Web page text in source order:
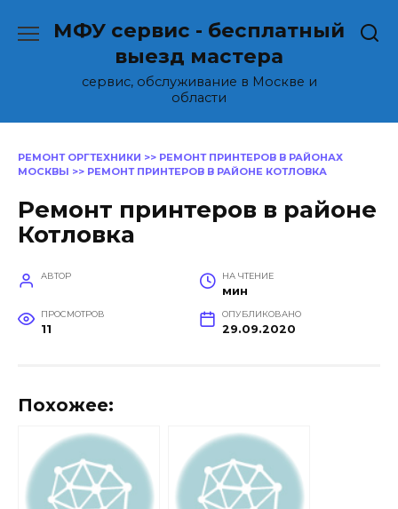
МФУ сервис - бесплатный
выезд мастера
сервис, обслуживание в Москве и
области
РЕМОНТ ОРГТЕХНИКИ >> РЕМОНТ ПРИНТЕРОВ В РАЙОНАХ
МОСКВЫ >> РЕМОНТ ПРИНТЕРОВ В РАЙОНЕ КОТЛОВКА
Ремонт принтеров в районе
Котловка
АВТОР НА ЧТЕНИЕ
мин
ПРОСМОТРОВ
11
ОПУБЛИКОВАНО
29.09.2020
Похожее: